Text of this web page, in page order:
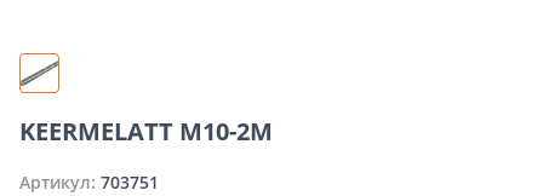
KEERMELATT M10-2M
Артикул: 703751